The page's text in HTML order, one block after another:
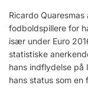
Ricardo
fodboldspillere for
især under Euro
statistiske
hans indflydelse på
hans status som en